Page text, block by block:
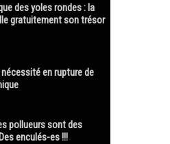
des yoles rondes : la
gratuitement son trésor
en rupture de
pollueurs sont des
enculés-es !!!